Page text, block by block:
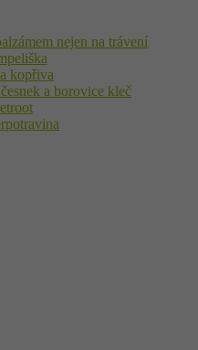
nejen na trávení
kopřiva
a borovice kleč